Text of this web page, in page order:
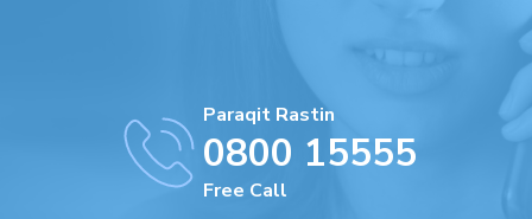
Paraqit Rastin
0800 15555
Free Call